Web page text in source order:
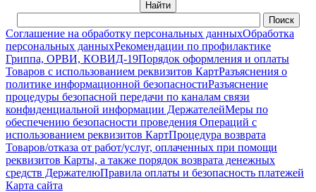
Соглашение на обработку персональных данныхОбработка
персональных данныхРекомендации по профилактике
Гриппа, ОРВИ, КОВИД-19Порядок оформления и оплаты
Товаров с использованием реквизитов КартРазъяснения о
политике информационной безопасностиРазъяснение
процедуры безопасной передачи по каналам связи
конфиденциальной информации ДержателейМеры по
обеспечению безопасности проведения Операций с
использованием реквизитов КартПроцедура возврата
Товаров/отказа от работ/услуг, оплаченных при помощи
реквизитов Карты, а также порядок возврата денежных
средств ДержателюПравила оплаты и безопасность платежей
Карта сайта